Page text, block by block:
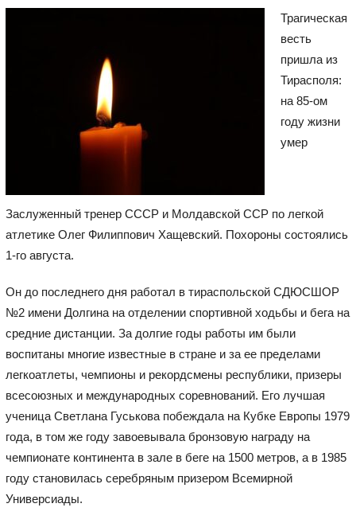
Трагическая
весть
пришла из
Тирасполя:
на 85-ом
году жизни
умер
Заслуженный тренер СССР и Молдавской ССР по легкой
атлетике Олег Филиппович Хащевский. Похороны состоялись
1-го августа.
Он до последнего дня работал в тираспольской СДЮСШОР
№2 имени Долгина на отделении спортивной ходьбы и бега на
средние дистанции. За долгие годы работы им были
воспитаны многие известные в стране и за ее пределами
легкоатлеты, чемпионы и рекордсмены республики, призеры
всесоюзных и международных соревнований. Его лучшая
ученица Светлана Гуськова побеждала на Кубке Европы 1979
года, в том же году завоевывала бронзовую награду на
чемпионате континента в зале в беге на 1500 метров, а в 1985
году становилась серебряным призером Всемирной
Универсиады.